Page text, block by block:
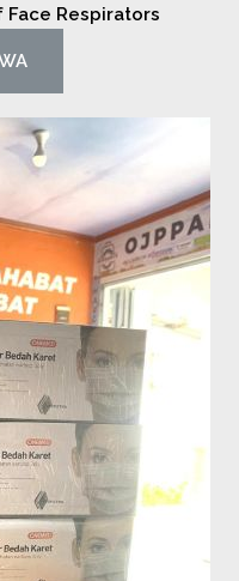
Face Respirators